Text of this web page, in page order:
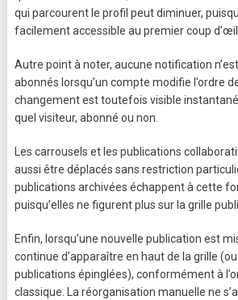
qui parcourent le profil peut diminuer,
facilement accessible au premier coup d’œil.
Autre point à noter, aucune notification
abonnés lorsqu’un compte modifie l’ordre
changement est toutefois visible
quel visiteur, abonné ou non.
Les carrousels et les publications
aussi être déplacés sans restriction
publications archivées échappent à cette
puisqu’elles ne figurent plus sur la grille
Enfin, lorsqu’une nouvelle publication est
continue d’apparaître en haut de la grille
publications épinglées), conformément à
classique. La réorganisation manuelle ne